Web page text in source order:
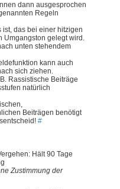
dann ausgesprochen
Regeln
das bei einer hitzigen
Umgangston gelegt wird.
unten stehendem
kann auch
sich ziehen.
Rassistische Beiträge
natürlich
Beiträgen benötigt
#
Hält 90 Tage
Zustimmung der